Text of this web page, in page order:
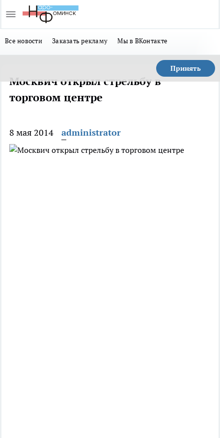
Все новости Заказать рекламу Мы в ВКонтакте
Принять
Москвич открыл стрельбу в
торговом центре
8 мая 2014 administrator